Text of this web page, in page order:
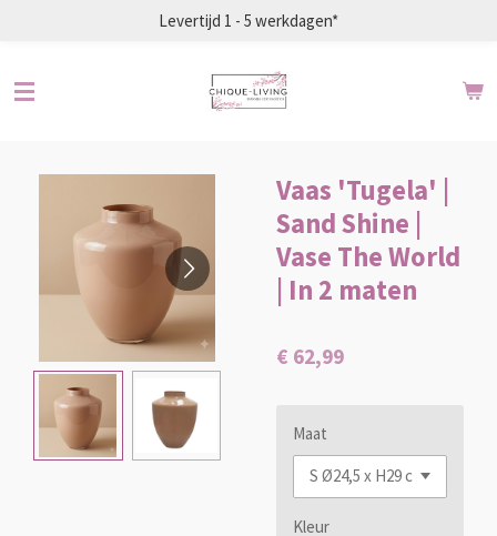
de
Levertijd 1 - 5 werkdagen*
Vaas 'Tugela' |
Sand Shine |
Vase The World
| In 2 maten
€ 62,99
Maat
Kleur